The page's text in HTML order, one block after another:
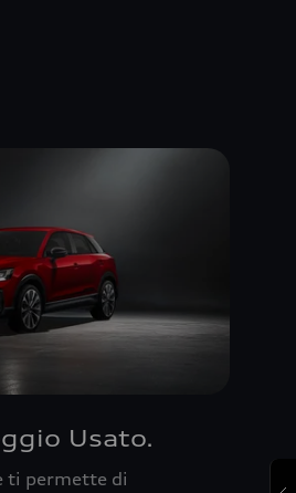
Usato.
ti permette di